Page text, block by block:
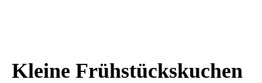
Kleine Frühstückskuchen